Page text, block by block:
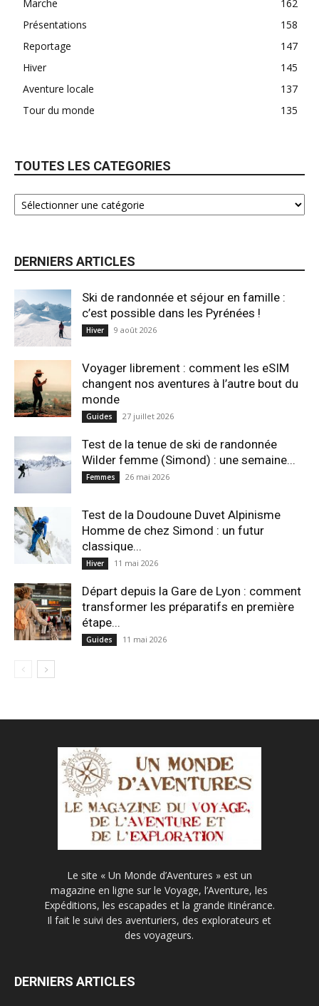
Marche
162
Présentations
158
Reportage
147
Hiver
145
Aventure locale
137
Tour du monde
135
TOUTES LES CATEGORIES
DERNIERS ARTICLES
Ski de randonnée et séjour en famille :
c’est possible dans les Pyrénées !
Hiver 9 août 2026
Voyager librement : comment les eSIM
changent nos aventures à l’autre bout du
monde
Guides 27 juillet 2026
Test de la tenue de ski de randonnée
Wilder femme (Simond) : une semaine...
Femmes 26 mai 2026
Test de la Doudoune Duvet Alpinisme
Homme de chez Simond : un futur
classique...
Hiver 11 mai 2026
Départ depuis la Gare de Lyon : comment
transformer les préparatifs en pre⁠mière
étape...
Guides 11 mai 2026
Le site « Un Monde d’Aventures » est un
magazine en ligne sur le Voyage, l’Aventure, les
Expéditions, les escapades et la grande itinérance.
Il fait le suivi des aventuriers, des explorateurs et
des voyageurs.
DERNIERS ARTICLES